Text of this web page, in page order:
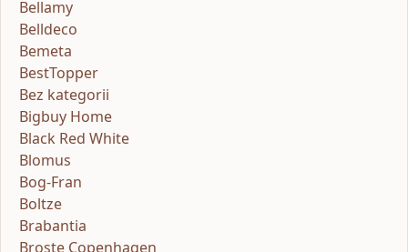
Bellamy
Belldeco
Bemeta
BestTopper
Bez kategorii
Bigbuy Home
Black Red White
Blomus
Bog-Fran
Boltze
Brabantia
Broste Copenhagen